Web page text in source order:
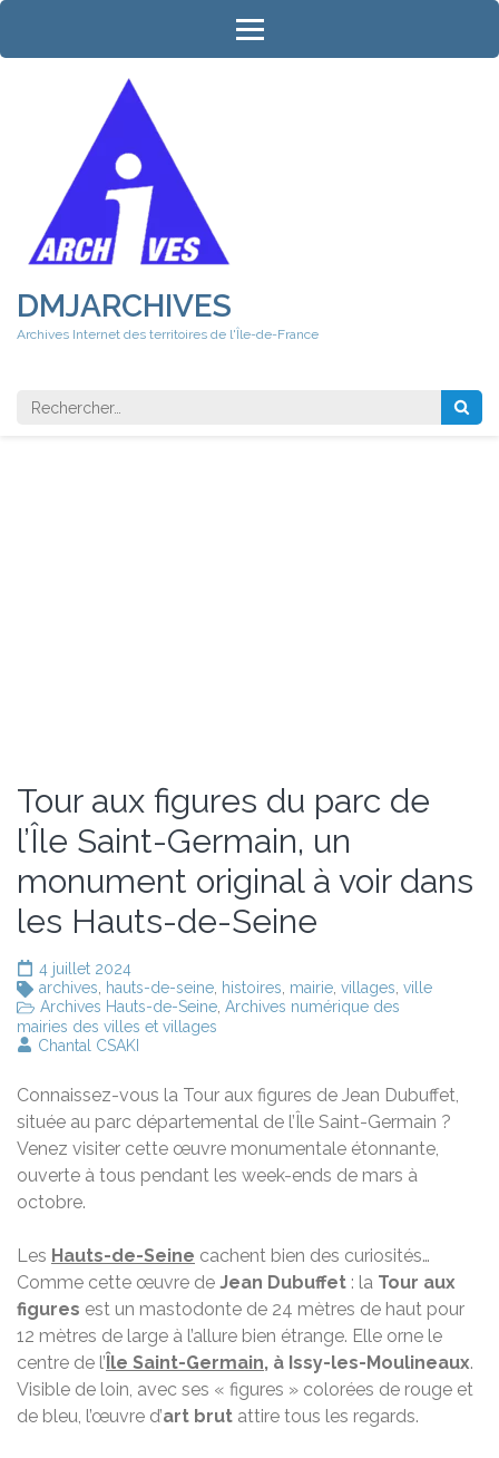
Aller
contenu
DMJARCHIVES
Archives Internet des territoires de l'Île-de-France
Rechercher
Tour aux figures du parc de
l’Île Saint-Germain, un
monument original à voir dans
les Hauts-de-Seine
4 juillet 2024
archives, hauts-de-seine, histoires, mairie, villages, ville
Archives Hauts-de-Seine, Archives numérique des
mairies des villes et villages
Chantal CSAKI
Connaissez-vous la Tour aux figures de Jean Dubuffet,
située au parc départemental de l’Île Saint-Germain ?
Venez visiter cette œuvre monumentale étonnante,
ouverte à tous pendant les week-ends de mars à
octobre.
Les Hauts-de-Seine cachent bien des curiosités…
Comme cette œuvre de Jean Dubuffet : la Tour aux
figures est un mastodonte de 24 mètres de haut pour
12 mètres de large à l’allure bien étrange. Elle orne le
centre de l’ Île Saint-Germain, à Issy-les-Moulineaux.
Visible de loin, avec ses « figures » colorées de rouge et
de bleu, l’œuvre d’art brut attire tous les regards.